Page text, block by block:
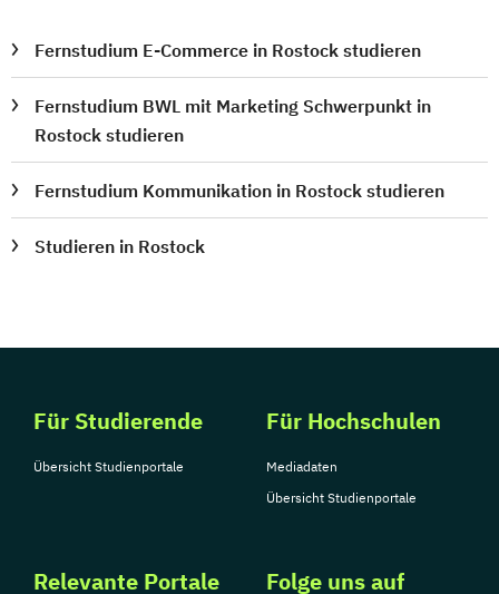
Fernstudium E-Commerce in Rostock studieren
Fernstudium BWL mit Marketing Schwerpunkt in
Rostock studieren
Fernstudium Kommunikation in Rostock studieren
Studieren in Rostock
Für Studierende
Übersicht Studienportale
Für Hochschulen
Mediadaten
Übersicht Studienportale
Relevante Portale Folge uns auf